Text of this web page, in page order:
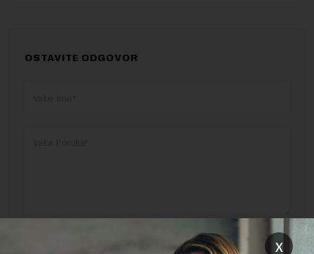
OSTAVITE ODGOVOR
pravilima komentarisanja i pravilima korišćenja sajta.
x